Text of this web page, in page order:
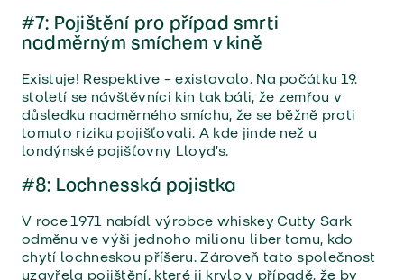
#7: Pojištění pro případ smrti
nadměrným smíchem v kině
Existuje! Respektive – existovalo. Na počátku 19.
století se návštěvníci kin tak báli, že zemřou v
důsledku nadměrného smíchu, že se běžně proti
tomuto riziku pojišťovali. A kde jinde než u
londýnské pojišťovny Lloyd’s.
#8: Lochnesská pojistka
V roce 1971 nabídl výrobce whiskey Cutty Sark
odměnu ve výši jednoho milionu liber tomu, kdo
chytí lochneskou příšeru. Zároveň tato společnost
uzavřela pojištění, které ji krylo v případě, že by